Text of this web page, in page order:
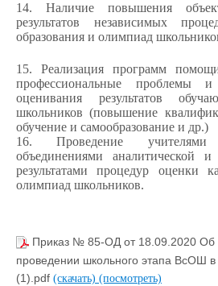
14. Наличие повышения
результатов независимых
образования и олимпиад
15. Реализация программ
профессиональные проблемы
оценивания результатов
школьников (повышение
обучение и самообразование и др.)
16. Проведение
объединениями аналитической
результатами процедур оценки
олимпиад школьников.
Приказ № 85-ОД от 18.09.2020 Об
проведении школьного этапа ВсОШ
(1).pdf (скачать) (посмотреть)